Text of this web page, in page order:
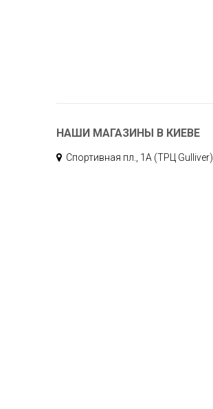
НАШИ МАГАЗИНЫ В КИЕВЕ
Спортивная пл., 1А (ТРЦ Gulliver)